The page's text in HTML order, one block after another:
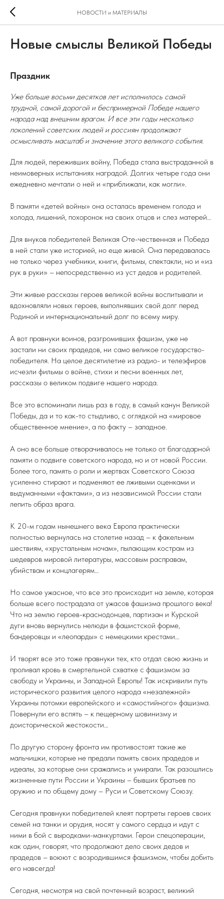
НОВОСТИ и МАТЕРИАЛЫ
Новые смыслы Великой Победы
Праздник
Уже больше восьми десятков лет исполнилось самой
трудной, самой дорогой и беспримерной Победе нашего
народа над внешним врагом. И все эти годы несколько
поколений советских людей и россиян продолжают
осмысливать масштаб и значение этого великого события.
Для людей, переживших войну, Победа стала выстраданной в
неимоверных испытаниях наградой. Долгих четыре года они
ежедневно мечтали о ней и «приближали, как могли».
В памяти «детей войны» она осталась временем голода и
холода, лишений, похоронок на своих отцов и слез матерей…
Для внуков победителей Великая Оте-чественная и Победа
в ней стали уже историей, но еще живой. Она передавалась
не только через учебники, книги, фильмы, спектакли, но и «из
рук в руки» – непосредственно из уст дедов и родителей.
Эти живые рассказы героев великой войны воспитывали и
вдохновляли новых героев, выполнявших свой долг перед
Родиной и интернациональный долг по всему миру.
А вот правнуки воинов, разгромивших фашизм, уже не
застали ни своих прадедов, ни само великое государство-
победителя. На целое десятилетие из радио- и телеэфиров
исчезли фильмы о войне, стихи и песни военных лет,
рассказы о великом подвиге нашего народа.
Все это вспоминали лишь раз в году, в самый канун Великой
Победы, да и то как-то стыдливо, с оглядкой на «мировое
общественное мнение», а по факту – западное.
А оно все больше отворачивалось не только от благодарной
памяти о подвиге советского народа, но и от новой России.
Более того, память о роли и жертвах Советского Союза
усиленно стирают и подменяют ее лживыми оценками и
выдуманными «фактами», а из независимой России стали
лепить образ врага.
К 20-м годам нынешнего века Европа практически
полностью вернулась на столетие назад – к факельным
шествиям, «хрустальным ночам», пылающим кострам из
шедевров мировой литературы, массовым расправам,
убийствам и концлагерям…
Но самое ужасное, что все это происходит на земле, которая
больше всего пострадала от ужасов фашизма прошлого века!
Что на землю героев-краснодонцев, партизан и Курской
дуги вновь вернулись нелюди в фашистской форме,
бандеровцы и «леопарды» с немецкими крестами…
И творят все это тоже правнуки тех, кто отдал свою жизнь и
проливал кровь в смертельной схватке с фашизмом за
свободу и Украины, и Западной Европы! Так искривили путь
исторического развития целого народа «незалежной»
Украины потомки европейского и «самостийного» фашизма.
Повернули его вспять – к пещерному шовинизму и
доисторической жестокости…
По другую сторону фронта им противостоят такие же
мальчишки, которые не предали память своих прадедов и
идеалы, за которые они сражались и умирали. Так разошлись
жизненные пути России и Украины – бывших братьев по
оружию и по общему дому – Руси и Советскому Союзу.
Сегодня правнуки победителей клеят портреты героев своих
семей на танки и орудия, носят у самого сердца и идут с
ними в бой с выродками-манкуртами. Герои спецоперации,
как один, говорят, что продолжают дело своих дедов и
прадедов – воюют с возродившимся фашизмом, чтобы добить
его навсегда!
Сегодня, несмотря на свой почтенный возраст, великий